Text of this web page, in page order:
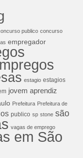
publico concurso
empregador
estagio estagios
jovem aprendiz
Prefeitura Prefeitura de
publico sp stone são
vagas de emprego
em São